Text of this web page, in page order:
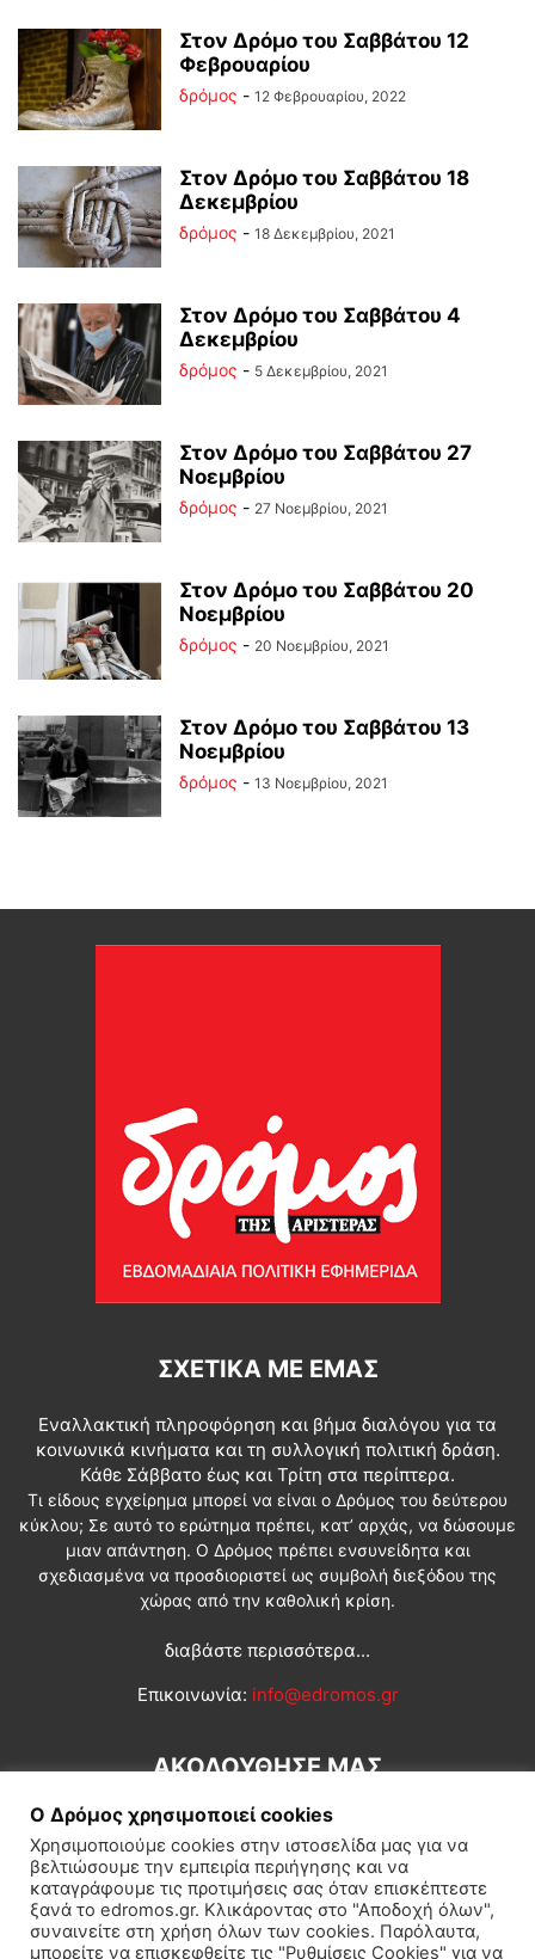
Στον Δρόμο του Σαββάτου 12
Φεβρουαρίου
δρόμος - 12 Φεβρουαρίου, 2022
Στον Δρόμο του Σαββάτου 18
Δεκεμβρίου
δρόμος - 18 Δεκεμβρίου, 2021
Στον Δρόμο του Σαββάτου 4
Δεκεμβρίου
δρόμος - 5 Δεκεμβρίου, 2021
Στον Δρόμο του Σαββάτου 27
Νοεμβρίου
δρόμος - 27 Νοεμβρίου, 2021
Στον Δρόμο του Σαββάτου 20
Νοεμβρίου
δρόμος - 20 Νοεμβρίου, 2021
Στον Δρόμο του Σαββάτου 13
Νοεμβρίου
δρόμος - 13 Νοεμβρίου, 2021
ΣΧΕΤΙΚΆ ΜΕ ΕΜΆΣ
Εναλλακτική πληροφόρηση και βήμα διαλόγου για τα
κοινωνικά κινήματα και τη συλλογική πολιτική δράση.
Κάθε Σάββατο έως και Τρίτη στα περίπτερα.
Τι είδους εγχείρημα μπορεί να είναι ο Δρόμος του δεύτερου
κύκλου; Σε αυτό το ερώτημα πρέπει, κατ’ αρχάς, να δώσουμε
μιαν απάντηση. Ο Δρόμος πρέπει ενσυνείδητα και
σχεδιασμένα να προσδιοριστεί ως συμβολή διεξόδου της
χώρας από την καθολική κρίση.
διαβάστε περισσότερα...
Επικοινωνία: info@edromos.gr
ΑΚΟΛΟΥΘΗΣΕ ΜΑΣ
Εγγραφή συνδρομητή Πολιτική Διεθνή Κοινωνία
Ο Δρόμος χρησιμοποιεί cookies
Χρησιμοποιούμε cookies στην ιστοσελίδα μας για να
βελτιώσουμε την εμπειρία περιήγησης και να
καταγράφουμε τις προτιμήσεις σας όταν επισκέπτεστε
ξανά το edromos.gr. Κλικάροντας στο "Αποδοχή όλων",
συναινείτε στη χρήση όλων των cookies. Παρόλαυτα,
μπορείτε να επισκεφθείτε τις "Ρυθμίσεις Cookies" για να